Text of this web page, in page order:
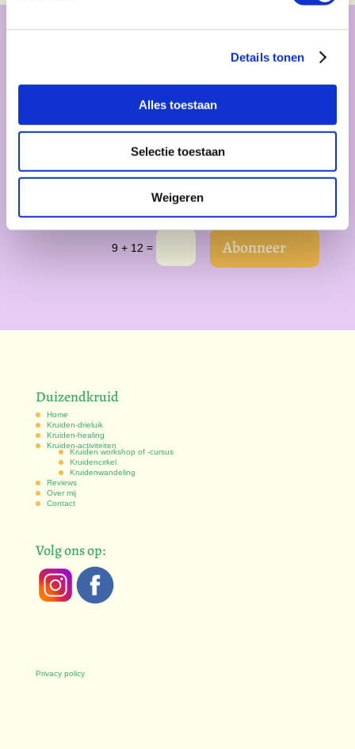
Details tonen
Alles toestaan
Selectie toestaan
Weigeren
Inschrijven
Nieuwsbrief
9 + 12 = Abonneer
Duizendkruid
Home
Kruiden-drieluik
Kruiden-healing
Kruiden-activiteiten
Kruiden workshop of -cursus
Kruidencirkel
Kruidenwandeling
Reviews
Over mij
Contact
Volg ons op:
Privacy policy